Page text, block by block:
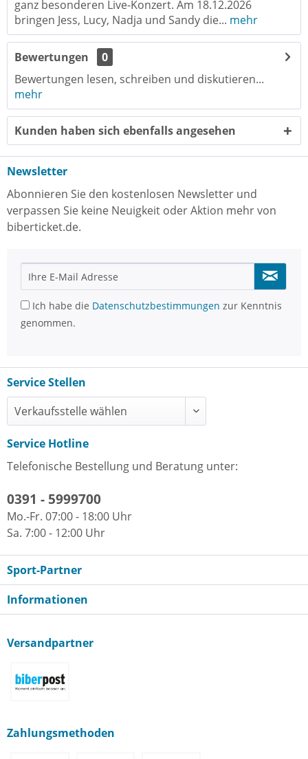
ganz besonderen Live-Konzert. Am 18.12.2026
bringen Jess, Lucy, Nadja und Sandy die... mehr
Bewertungen
0
Bewertungen lesen, schreiben und diskutieren...
mehr
Kunden haben sich ebenfalls angesehen
Newsletter
Abonnieren Sie den kostenlosen Newsletter und
verpassen Sie keine Neuigkeit oder Aktion mehr von
biberticket.de.
Ich habe die Datenschutzbestimmungen zur Kenntnis
genommen.
Service Stellen
Service Hotline
Telefonische Bestellung und Beratung unter:
0391 - 5999700
Mo.-Fr. 07:00 - 18:00 Uhr
Sa. 7:00 - 12:00 Uhr
Sport-Partner
Informationen
Versandpartner
Zahlungsmethoden